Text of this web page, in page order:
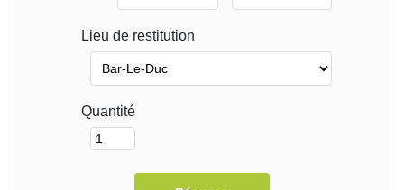
Lieu de restitution
Quantité